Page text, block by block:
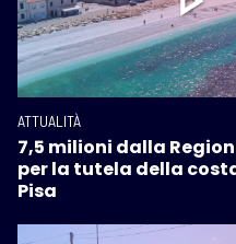
ATTUALITÀ
7,5 milioni dalla
per la tutela della
Pisa